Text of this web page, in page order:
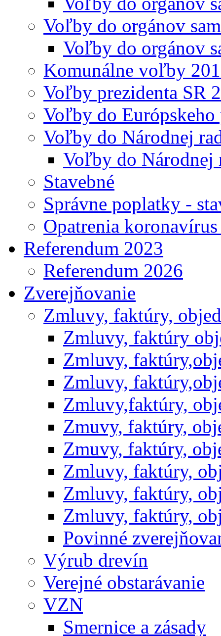
Voľby do orgánov
Voľby do orgánov
Komunálne voľby
Voľby prezidenta SR
Voľby do Európskeho
Voľby do Národnej
Voľby do Národnej
Stavebné
Správne poplatky -
Opatrenia
Referendum 2023
Referendum 2026
Zverejňovanie
Zmluvy, faktúry,
Zmluvy, faktúry
Zmluvy,
Zmluvy,
Zmluvy,faktúry,
Zmuvy, faktúry,
Zmuvy, faktúry,
Zmluvy, faktúry,
Zmluvy, faktúry,
Zmluvy, faktúry,
Povinné
Výrub drevín
Verejné obstarávanie
VZN
Smernice a zásady